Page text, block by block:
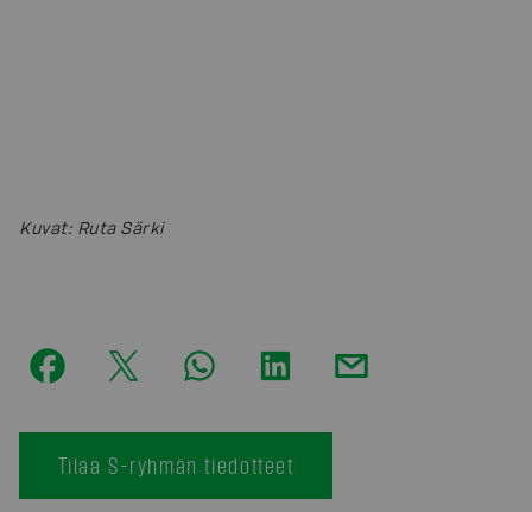
Kuvat: Ruta Särki
Tilaa S-ryhmän tiedotteet